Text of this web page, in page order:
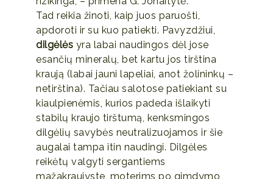
Tad reikia žinoti, kaip juos paruošti,
apdoroti ir su kuo patiekti. Pavyzdžiui,
dilgėlės yra labai naudingos dėl jose
esančių mineralų, bet kartu jos tirština
kraują (labai jauni lapeliai, anot žolininkų –
netirština). Tačiau salotose patiekiant su
kiaulpienėmis, kurios padeda išlaikyti
stabilų kraujo tirštumą, kenksmingos
dilgėlių savybės neutralizuojamos ir šie
augalai tampa itin naudingi. Dilgėles
reikėtų valgyti sergantiems
mažakraujyste, moterims po gimdymo,